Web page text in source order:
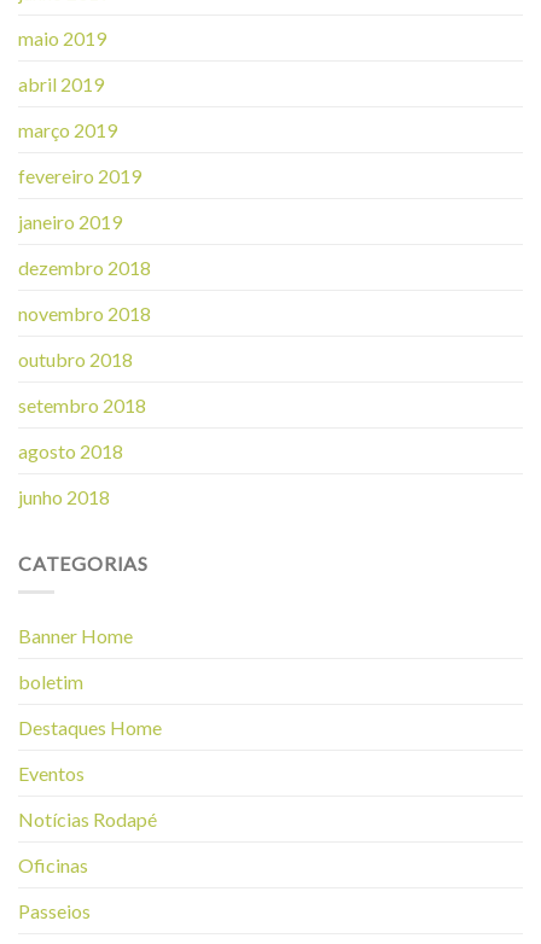
maio 2019
abril 2019
março 2019
fevereiro 2019
janeiro 2019
dezembro 2018
novembro 2018
outubro 2018
setembro 2018
agosto 2018
junho 2018
CATEGORIAS
Banner Home
boletim
Destaques Home
Eventos
Notícias Rodapé
Oficinas
Passeios